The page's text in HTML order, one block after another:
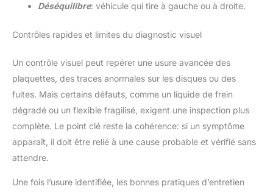
Déséquilibre: véhicule qui tire à gauche ou à droite.
Contrôles rapides et limites du diagnostic visuel
Un contrôle visuel peut repérer une usure avancée des
plaquettes, des traces anormales sur les disques ou des
fuites. Mais certains défauts, comme un liquide de frein
dégradé ou un flexible fragilisé, exigent une inspection plus
complète. Le point clé reste la cohérence: si un symptôme
apparaît, il doit être relié à une cause probable et vérifié sans
attendre.
Une fois l’usure identifiée, les bonnes pratiques d’entretien